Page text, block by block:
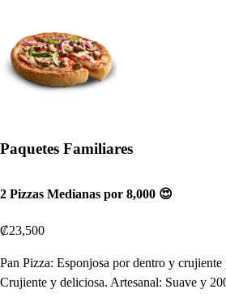
Paquetes Familiares
2 Pizzas Medianas por 8,000 😍
₡23,500
Pan Pizza: Esponjosa por dentro y
Crujiente y deliciosa. Artesanal: Suave y